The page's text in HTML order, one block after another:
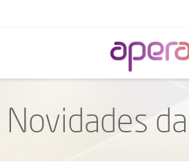
Novidades